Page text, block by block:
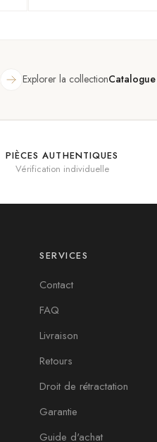
Explorer la collectionCatalogue
PIÈCES AUTHENTIQUES
Vérification individuelle
SERVICES
Contact
FAQ
Livraison
Retours
Droit de rétractation
Garantie
Guide d'achat